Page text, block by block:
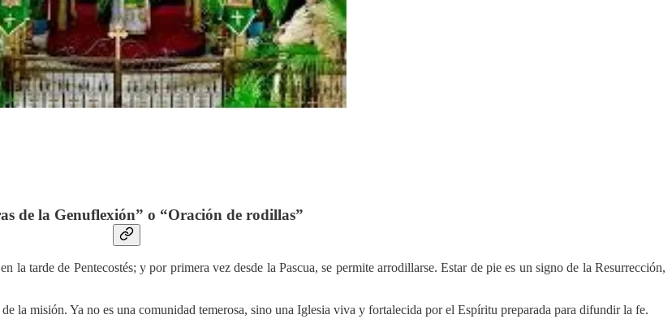
de la Genuflexión” o “Oración de rodillas”
la tarde de Pentecostés; y por primera vez desde la Pascua, se permite arrodillarse. Estar de pie es un signo de la Resurrección,
la misión. Ya no es una comunidad temerosa, sino una Iglesia viva y fortalecida por el Espíritu preparada para difundir la fe.